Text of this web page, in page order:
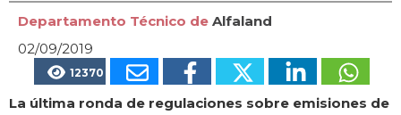
Departamento Técnico de Alfaland
02/09/2019
12370
La última ronda de regulaciones sobre emisiones de